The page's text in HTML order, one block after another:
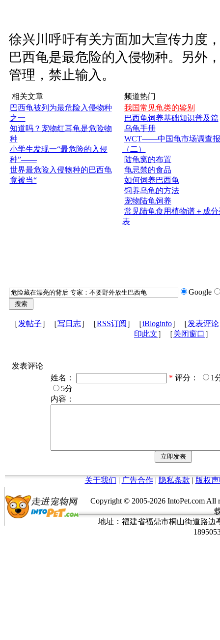
徐兴川呼吁有关方面加大宣传力度
巴西龟是最危险的入侵物种。另外
管理，禁止输入。
相关文章
巴西龟被列为最危险入侵物种
之一
知道吗？宠物红耳龟是危险物
种
小学生发现一“最危险的入侵
种”——
世界最危险入侵物种的巴西龟
竟被当“
频道热门
我国常见龟类的鉴别
巴西龟饲养基础知识普及篇
乌龟手册
WCT——中国龟市场调查
（二）
陆龟窝的布置
龟忌禁的食品
如何饲养巴西龟
饲养乌龟的方法
宠物陆龟饲养
常见陆龟食用植物谱＋成分
表
Google
［发帖子］［写日志］［RSS订阅 ］［iBloginfo］［发表评论
印此文］［关闭窗口 ］
发表评论
姓名：
* 评分：
1
5分
内容：
关于我们 | 广告合作| 隐私条款 | 版权
Copyright © 2005-2026 IntoPet.com
地址：福建省福鼎市桐山街道路边